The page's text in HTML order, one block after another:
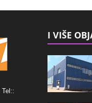
I VIŠE